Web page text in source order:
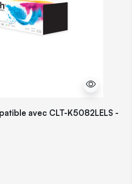
avec CLT-K5082LELS -